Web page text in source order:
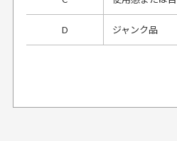
D ジャンク品